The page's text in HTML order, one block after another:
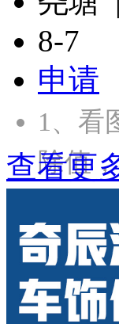
8-7
申请
1、‌看
除值
查看更